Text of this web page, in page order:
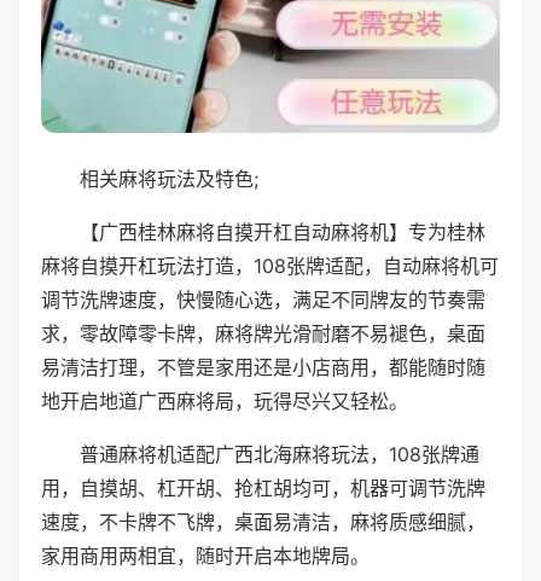
相关麻将玩法及特色;
【广西桂林麻将自摸开杠自动麻将机】专为桂林
麻将自摸开杠玩法打造，108张牌适配，自动麻将机可
调节洗牌速度，快慢随心选，满足不同牌友的节奏需
求，零故障零卡牌，麻将牌光滑耐磨不易褪色，桌面
易清洁打理，不管是家用还是小店商用，都能随时随
地开启地道广西麻将局，玩得尽兴又轻松。
普通麻将机适配广西北海麻将玩法，108张牌通
用，自摸胡、杠开胡、抢杠胡均可，机器可调节洗牌
速度，不卡牌不飞牌，桌面易清洁，麻将质感细腻，
家用商用两相宜，随时开启本地牌局。